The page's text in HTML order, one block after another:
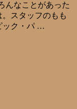
んなことがあった
スタッフのもも
ック・パ …